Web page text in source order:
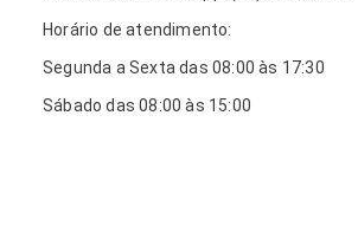
Horário de atendimento:
Segunda a Sexta das 08:00 às 17:30
Sábado das 08:00 às 15:00